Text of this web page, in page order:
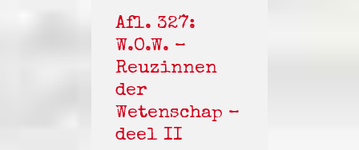
Afl. 327:
W.O.W. –
Reuzinnen
der
Wetenschap –
deel II